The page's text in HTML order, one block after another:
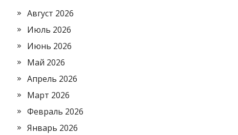
Август 2026
Июль 2026
Июнь 2026
Май 2026
Апрель 2026
Март 2026
Февраль 2026
Январь 2026